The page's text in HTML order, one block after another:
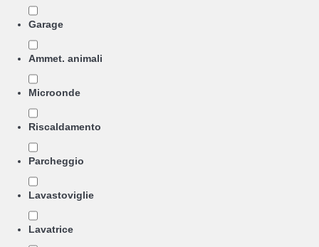
Garage
Ammet. animali
Microonde
Riscaldamento
Parcheggio
Lavastoviglie
Lavatrice